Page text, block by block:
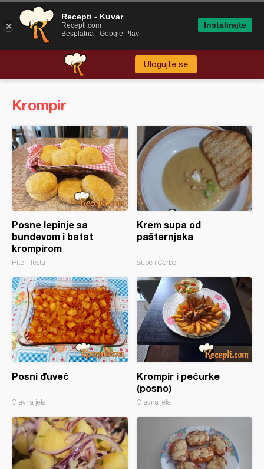
Ulogujte se
Krompir
Posne lepinje sa
bundevom i batat
krompirom
Pite i Testa
Krem supa od
pašternjaka
Supe i Čorbe
Posni đuveč
Glavna jela
Krompir i pečurke
(posno)
Glavna jela
Recepti - Kuvar
Recepti.com
Besplatna - Google Play
Instalirajte